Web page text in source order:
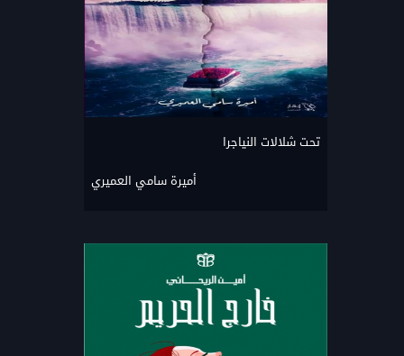
تحت شلالات النياجرا
أميرة سامي العميري